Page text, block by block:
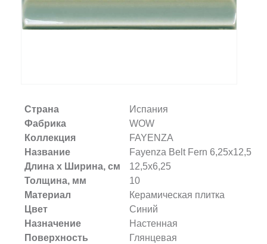
Страна
Испания
Фабрика
WOW
Коллекция
FAYENZA
Название
Fayenza Belt Fern 6,25x12,5
Длина х Ширина, см
12,5x6,25
Толщина, мм
10
Материал
Керамическая плитка
Цвет
Синий
Назначение
Настенная
Поверхность
Глянцевая